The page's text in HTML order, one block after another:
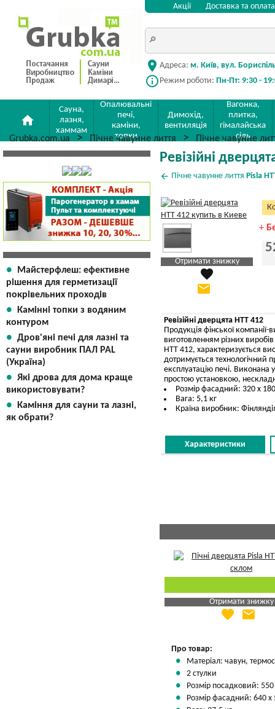
Акції Доставка та оплата
location_on Адреса: м. Київ, вул.
info_outline Режим роботи: Пн-Пт: 9:30 -
home
Сауна,
лазня,
хаммам
Опалювальні
печі,
каміни,
топки
Димохід,
вентиляція
Вагонка,
плитка,
гімалайська
сіль
Grubka.com.ua Пічне чавунне лиття Пічне чавунне
Майстерфлеш: ефективне
рішення для герметизації
покрівельних проходів
Камінні топки з водяним
контуром
Дров'яні печі для лазні та
сауни виробник ПАЛ PAL
(Україна)
Які дрова для дома краще
використовувати?
Каміння для сауни та лазні,
як обрати?
Ревізійні
arrow_back Пічне чавунне лиття Pisla
Отримати знижку
Яка Ваша ціна
Вказати мою ціну
favorite
email
+
Ревізійні дверцята HTT 412
Продукція фінської компанії-
виготовленням різних
HTT 412, характеризується
дотримується технологічний
експлуатацію печі. Виконана
простою установкою,
Розмір фасадний: 320 х
Вага: 5,1 кг
Країна виробник:
Характеристики
Отримати знижку
Яка Ваша ціна
favorite email
Про товар:
Матеріал: чавун,
2 стулки
Розмір посадковий:
Розмір фасадний: 640